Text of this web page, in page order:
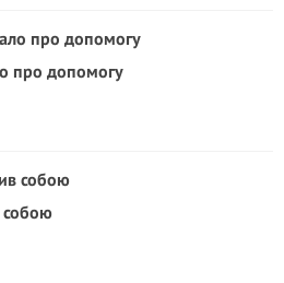
про допомогу
собою